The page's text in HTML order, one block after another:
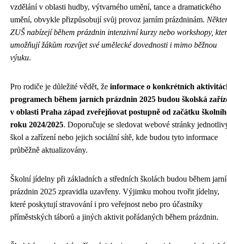
vzdělání v oblasti hudby, výtvarného umění, tance a dramatického
umění, obvykle přizpůsobují svůj provoz jarním prázdninám.
ZUŠ nabízejí během prázdnin intenzivní kurzy nebo workshopy,
umožňují žákům rozvíjet své umělecké dovednosti i mimo běžnou
výuku.
Pro rodiče je důležité vědět, že informace o konkrétních
programech během jarních prázdnin 2025 budou školská
v oblasti Praha západ zveřejňovat postupně od začátku
roku 2024/2025. Doporučuje se sledovat webové stránky
škol a zařízení nebo jejich sociální sítě, kde budou tyto informace
průběžně aktualizovány.
Školní jídelny při základních a středních školách budou během
prázdnin 2025 zpravidla uzavřeny. Výjimku mohou tvořit jídelny,
které poskytují stravování i pro veřejnost nebo pro účastníky
příměstských táborů a jiných aktivit pořádaných během prázdnin.